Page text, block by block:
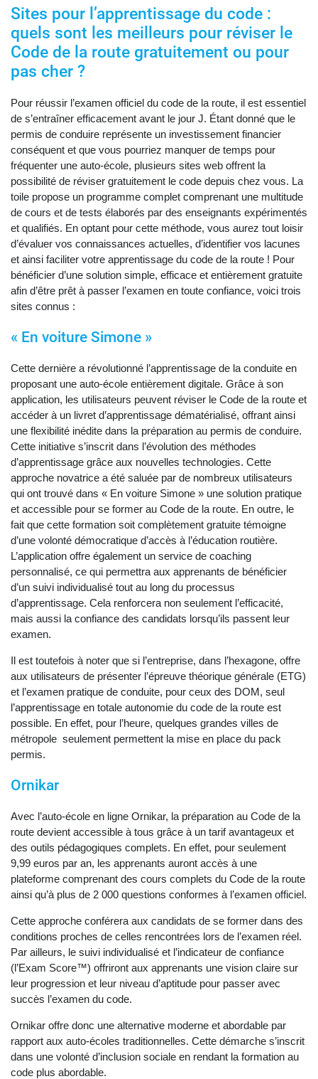
Sites pour l’apprentissage du code :
quels sont les meilleurs pour réviser le
Code de la route gratuitement ou pour
pas cher ?
Pour réussir l’examen officiel du code de la route, il est essentiel
de s’entraîner efficacement avant le jour J. Étant donné que le
permis de conduire représente un investissement financier
conséquent et que vous pourriez manquer de temps pour
fréquenter une auto-école, plusieurs sites web offrent la
possibilité de réviser gratuitement le code depuis chez vous. La
toile propose un programme complet comprenant une multitude
de cours et de tests élaborés par des enseignants expérimentés
et qualifiés. En optant pour cette méthode, vous aurez tout loisir
d’évaluer vos connaissances actuelles, d’identifier vos lacunes
et ainsi faciliter votre apprentissage du code de la route ! Pour
bénéficier d’une solution simple, efficace et entièrement gratuite
afin d’être prêt à passer l’examen en toute confiance, voici trois
sites connus :
« En voiture Simone »
Cette dernière a révolutionné l’apprentissage de la conduite en
proposant une auto-école entièrement digitale. Grâce à son
application, les utilisateurs peuvent réviser le Code de la route et
accéder à un livret d’apprentissage dématérialisé, offrant ainsi
une flexibilité inédite dans la préparation au permis de conduire.
Cette initiative s’inscrit dans l’évolution des méthodes
d’apprentissage grâce aux nouvelles technologies. Cette
approche novatrice a été saluée par de nombreux utilisateurs
qui ont trouvé dans « En voiture Simone » une solution pratique
et accessible pour se former au Code de la route. En outre, le
fait que cette formation soit complètement gratuite témoigne
d’une volonté démocratique d’accès à l’éducation routière.
L’application offre également un service de coaching
personnalisé, ce qui permettra aux apprenants de bénéficier
d’un suivi individualisé tout au long du processus
d’apprentissage. Cela renforcera non seulement l’efficacité,
mais aussi la confiance des candidats lorsqu’ils passent leur
examen.
Il est toutefois à noter que si l’entreprise, dans l’hexagone, offre
aux utilisateurs de présenter l’épreuve théorique générale (ETG)
et l’examen pratique de conduite, pour ceux des DOM, seul
l’apprentissage en totale autonomie du code de la route est
possible. En effet, pour l’heure, quelques grandes villes de
métropole seulement permettent la mise en place du pack
permis.
Ornikar
Avec l’auto-école en ligne Ornikar, la préparation au Code de la
route devient accessible à tous grâce à un tarif avantageux et
des outils pédagogiques complets. En effet, pour seulement
9,99 euros par an, les apprenants auront accès à une
plateforme comprenant des cours complets du Code de la route
ainsi qu’à plus de 2 000 questions conformes à l’examen officiel.
Cette approche conférera aux candidats de se former dans des
conditions proches de celles rencontrées lors de l’examen réel.
Par ailleurs, le suivi individualisé et l’indicateur de confiance
(l’Exam Score™) offriront aux apprenants une vision claire sur
leur progression et leur niveau d’aptitude pour passer avec
succès l’examen du code.
Ornikar offre donc une alternative moderne et abordable par
rapport aux auto-écoles traditionnelles. Cette démarche s’inscrit
dans une volonté d’inclusion sociale en rendant la formation au
code plus abordable.